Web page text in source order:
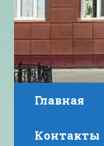
Главная
Контакты